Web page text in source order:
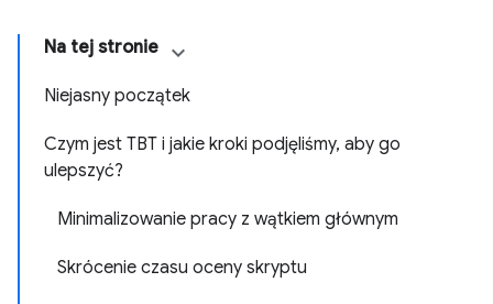
Na tej stronie
Niejasny początek
Czym jest TBT i jakie kroki podjęliśmy, aby go
ulepszyć?
Minimalizowanie pracy z wątkiem głównym
Skrócenie czasu oceny skryptu